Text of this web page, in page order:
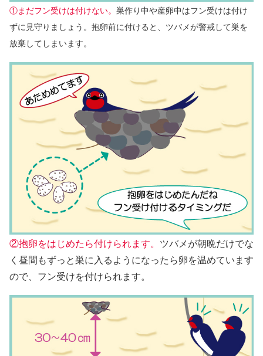
①まだフン受けは付けない。 巣作り中や産卵中はフン受けは付け
ずに見守りましょう。抱卵前に付けると、ツバメが警戒して巣を
放棄してしまいます。
②抱卵をはじめたら付けられます。 ツバメが朝晩だけでな
く昼間もずっと巣に入るようになったら卵を温めています
ので、フン受けを付けられます。